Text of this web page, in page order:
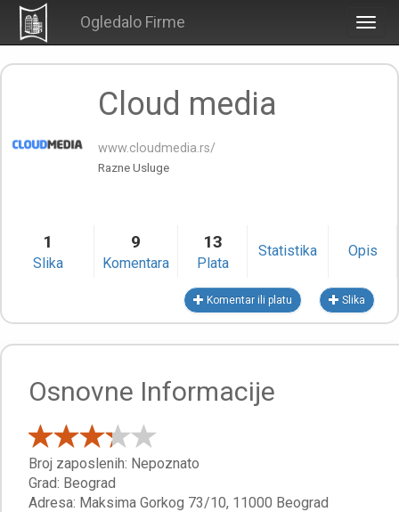
Ogledalo Firme
Cloud media
www.cloudmedia.rs/
Razne Usluge
1
Slika
9
Komentara
13
Plata
Statistika Opis
Komentar ili platu Slika
Osnovne Informacije
Broj zaposlenih: Nepoznato
Grad: Beograd
Adresa: Maksima Gorkog 73/10, 11000 Beograd